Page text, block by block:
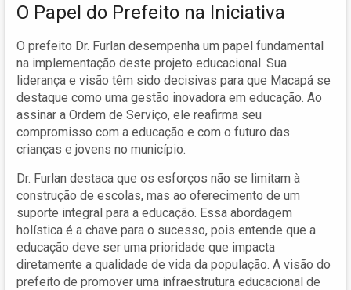
O Papel do Prefeito na Iniciativa
O prefeito Dr. Furlan desempenha um papel fundamental
na implementação deste projeto educacional. Sua
liderança e visão têm sido decisivas para que Macapá se
destaque como uma gestão inovadora em educação. Ao
assinar a Ordem de Serviço, ele reafirma seu
compromisso com a educação e com o futuro das
crianças e jovens no município.
Dr. Furlan destaca que os esforços não se limitam à
construção de escolas, mas ao oferecimento de um
suporte integral para a educação. Essa abordagem
holística é a chave para o sucesso, pois entende que a
educação deve ser uma prioridade que impacta
diretamente a qualidade de vida da população. A visão do
prefeito de promover uma infraestrutura educacional de